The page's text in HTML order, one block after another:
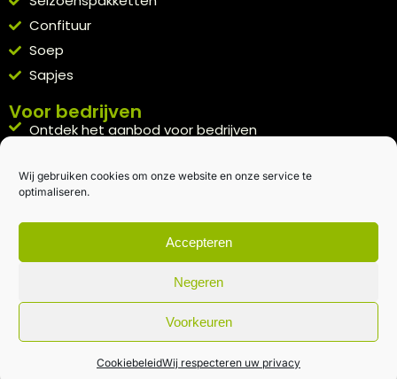
Wij gebruiken cookies om onze website en onze service te
optimaliseren.
Accepteren
Negeren
Voorkeuren
CookiebeleidWij respecteren uw privacy
Confituur
Soep
Sapjes
Voor bedrijven
Ontdek het aanbod voor bedrijven
Kennismakingspakket aanvragen
Blijft op de hoogte
Rechtstreeks van het veld naar je inbox.
Inschrijven nieuwsbrief
Algemene voorwaarden|Privacybeleid| gemaakt met door
creativitijd